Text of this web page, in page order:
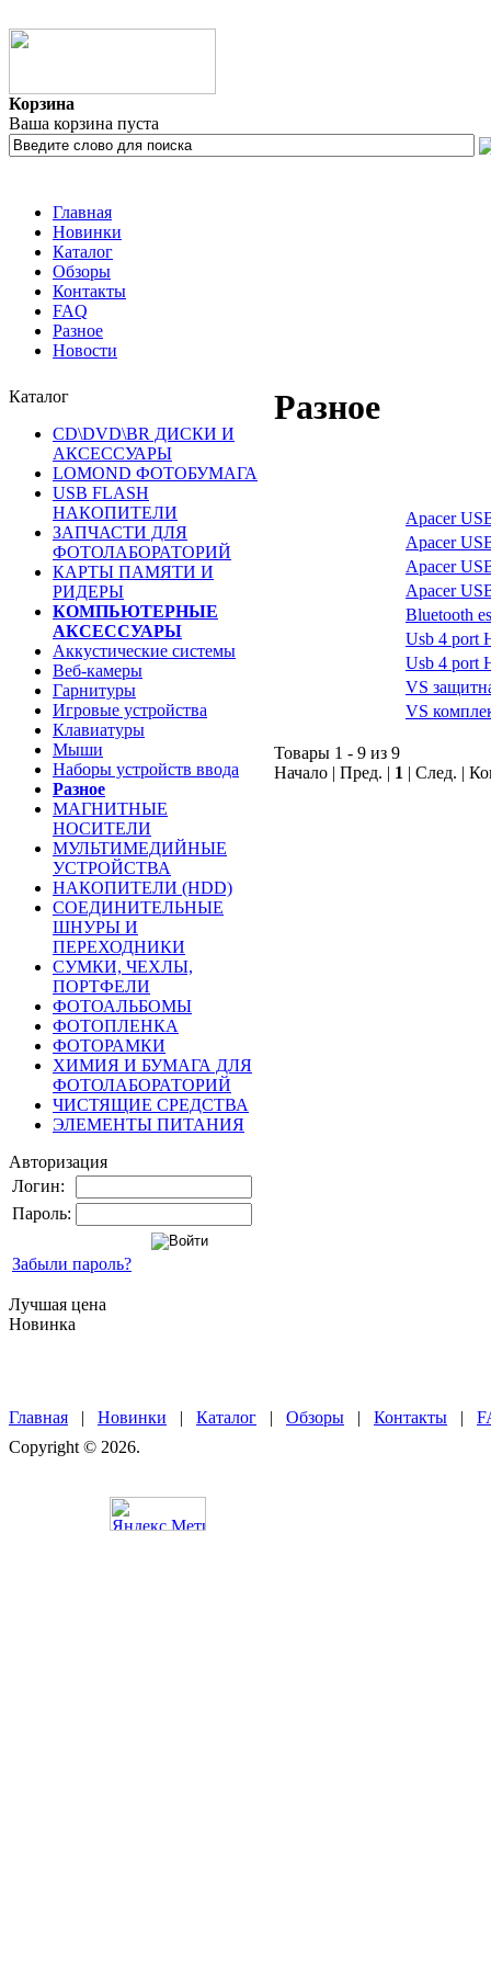
Корзина
Ваша корзина пуста
Главная
Новинки
Каталог
Обзоры
Контакты
FAQ
Разное
Новости
Каталог
CD\DVD\BR ДИСКИ И
АКСЕССУАРЫ
LOMOND ФОТОБУМАГА
USB FLASH
НАКОПИТЕЛИ
ЗАПЧАСТИ ДЛЯ
ФОТОЛАБОРАТОРИЙ
КАРТЫ ПАМЯТИ И
РИДЕРЫ
КОМПЬЮТЕРНЫЕ
АКСЕССУАРЫ
Аккустические системы
Веб-камеры
Гарнитуры
Игровые устройства
Клавиатуры
Мыши
Наборы устройств ввода
Разное
МАГНИТНЫЕ
НОСИТЕЛИ
МУЛЬТИМЕДИЙНЫЕ
УСТРОЙСТВА
НАКОПИТЕЛИ (HDD)
СОЕДИНИТЕЛЬНЫЕ
ШНУРЫ И
ПЕРЕХОДНИКИ
СУМКИ, ЧЕХЛЫ,
ПОРТФЕЛИ
ФОТОАЛЬБОМЫ
ФОТОПЛЕНКА
ФОТОРАМКИ
ХИМИЯ И БУМАГА ДЛЯ
ФОТОЛАБОРАТОРИЙ
ЧИСТЯЩИЕ СРЕДСТВА
ЭЛЕМЕНТЫ ПИТАНИЯ
Авторизация
Логин:
Пароль:
Забыли пароль?
Лучшая цена
Новинка
Разное
Apacer
Apacer
Apacer
Apacer
Bluetooth
Usb 4 port
Usb 4 port
VS
VS
Товары 1 - 9 из 9
Начало | Пред. | 1 | След. |
Главная | Новинки | Каталог | Обзоры | Контакты |
Copyright © 2026.